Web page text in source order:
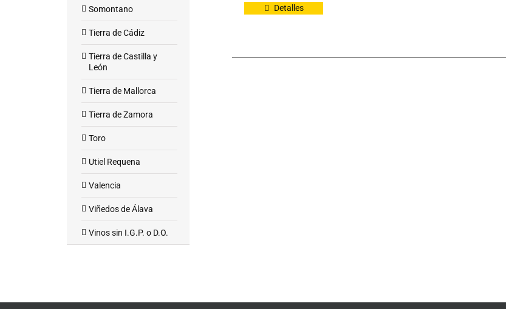
Detalles
Somontano
Tierra de Cádiz
Tierra de Castilla y
León
Tierra de Mallorca
Tierra de Zamora
Toro
Utiel Requena
Valencia
Viñedos de Álava
Vinos sin I.G.P. o D.O.